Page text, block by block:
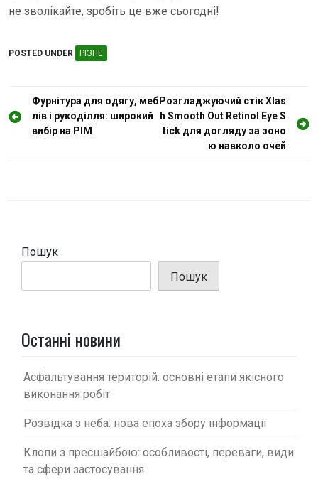
не зволікайте, зробіть це вже сьогодні!
POSTED UNDER РІЗНЕ
Н
а
Фурнітура для одягу, меб
лів і рукоділля: широкий
вибір на PIM
Розгладжуючий стік Xlas
h Smooth Out Retinol Eye S
tick для догляду за зоно
ю навколо очей
Пошук
Пошук
Останні новини
Асфальтування територій: основні етапи якісного
виконання робіт
Розвідка з неба: нова епоха збору інформації
Клопи з пресшайбою: особливості, переваги, види
та сфери застосування